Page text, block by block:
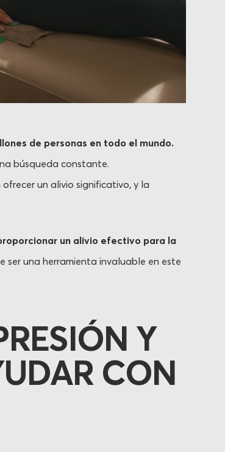
de personas en todo el mundo.
búsqueda constante.
un alivio significativo, y la
un alivio efectivo para la
ser una herramienta invaluable en este
Y
CON